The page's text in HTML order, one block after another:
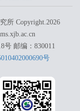
所 Copyright. 2026
号 邮编：830011
号